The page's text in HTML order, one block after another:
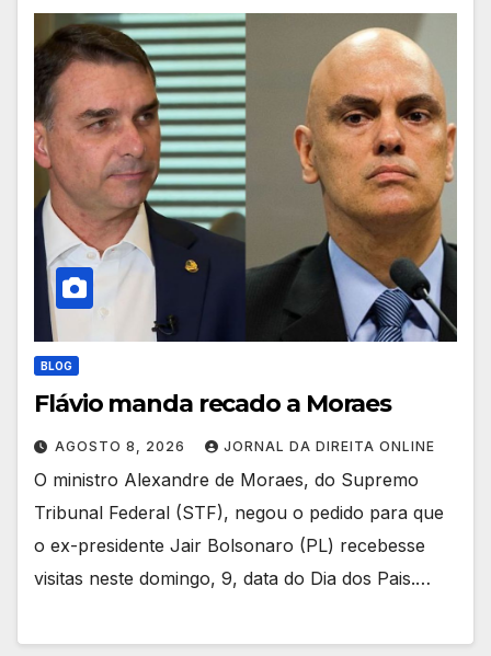
BLOG
Flávio manda recado a Moraes
AGOSTO 8, 2026 JORNAL DA DIREITA ONLINE
O ministro Alexandre de Moraes, do Supremo
Tribunal Federal (STF), negou o pedido para que
o ex-presidente Jair Bolsonaro (PL) recebesse
visitas neste domingo, 9, data do Dia dos Pais.…